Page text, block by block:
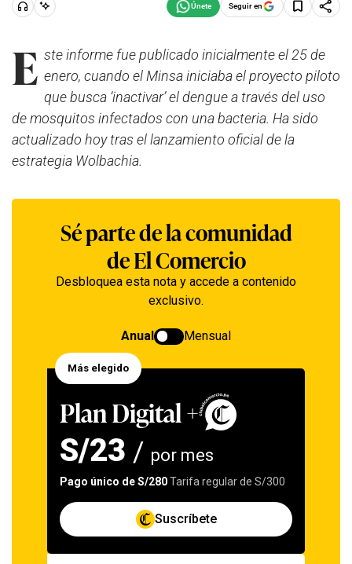
Seguir en
E ste informe fue publicado inicialmente el 25 de
enero, cuando el Minsa iniciaba el proyecto piloto
que busca ‘inactivar’ el dengue a través del uso
de mosquitos infectados con una bacteria. Ha sido
actualizado hoy tras el lanzamiento oficial de la
estrategia Wolbachia.